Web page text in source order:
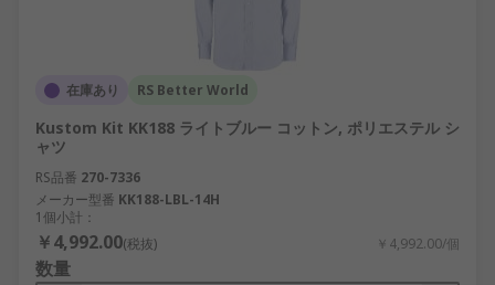
在庫あり RS Better World
Kustom Kit KK188 ライトブルー コットン, ポリエステル シ
ャツ
RS品番 270-7336
メーカー型番 KK188-LBL-14H
1個小計：
￥4,992.00(税抜) ￥4,992.00/個
数量